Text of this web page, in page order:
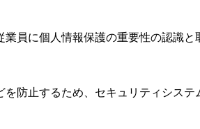
員に個人情報保護の重要性の認識と
防止するため、セキュリティシステ